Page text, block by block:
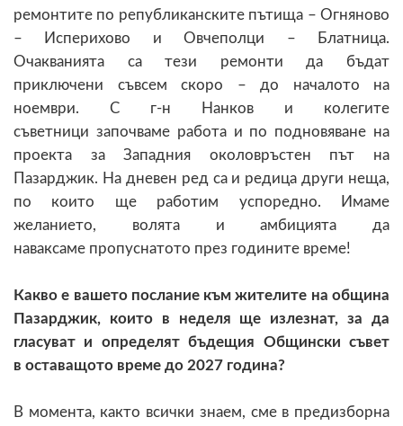
ремонтите по републиканските пътища – Огняново
– Исперихово и Овчеполци – Блатница.
Очакванията са тези ремонти да бъдат
приключени съвсем скоро – до началото на
ноември. С г-н Нанков и колегите
съветници започваме работа и по подновяване на
проекта за Западния околовръстен път на
Пазарджик. На дневен ред са и редица други неща,
по които ще работим успоредно. Имаме
желанието, волята и амбицията да
наваксаме пропуснатото през годините време!
Какво е вашето послание към жителите на община
Пазарджик, които в неделя ще излезнат, за да
гласуват и определят бъдещия Общински съвет
в оставащото време до 2027 година?
В момента, както всички знаем, сме в предизборна